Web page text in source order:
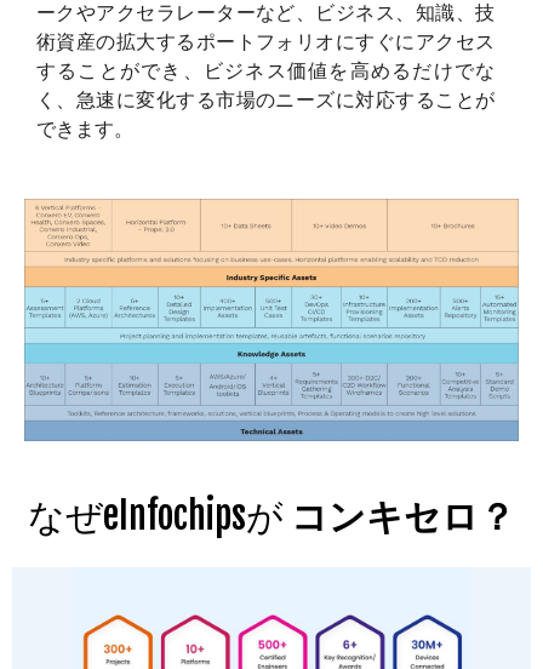
ークやアクセラレーターなど、ビジネス、知識、技
術資産の拡大するポートフォリオにすぐにアクセス
することができ、ビジネス価値を高めるだけでな
く、急速に変化する市場のニーズに対応することが
できます。
なぜeInfochipsが コンキセロ？